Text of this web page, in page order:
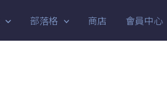
部落格 商店 會員中心